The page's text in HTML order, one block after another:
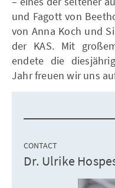
und Fagott von
von Anna Koch und
der KAS. Mit
endete die
Jahr freuen wir uns
CONTACT
Dr. Ulrike